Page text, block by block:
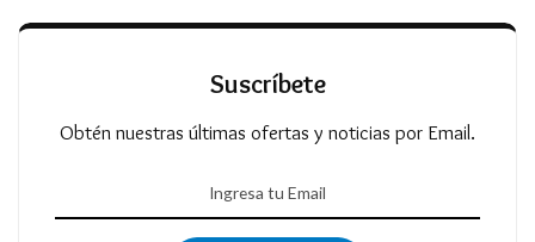
Suscríbete
Obtén nuestras últimas ofertas y noticias por Email.